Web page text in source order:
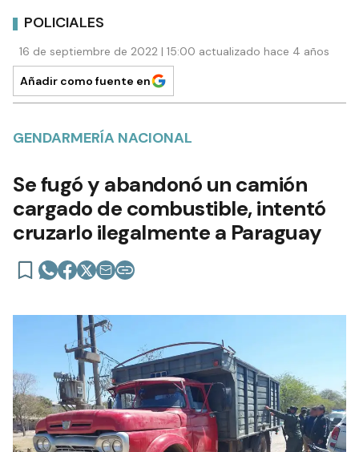
POLICIALES
16 de septiembre de 2022 | 15:00 actualizado hace 4 años
Añadir como fuente en
GENDARMERÍA NACIONAL
Se fugó y abandonó un camión
cargado de combustible, intentó
cruzarlo ilegalmente a Paraguay